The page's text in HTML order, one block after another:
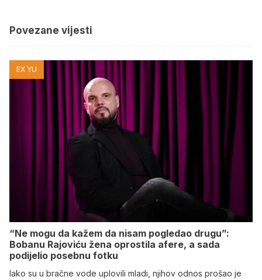
Povezane vijesti
EX YU
“Ne mogu da kažem da nisam pogledao drugu”:
Bobanu Rajoviću žena oprostila afere, a sada
podijelio posebnu fotku
Iako su u bračne vode uplovili mladi, njihov odnos prošao je